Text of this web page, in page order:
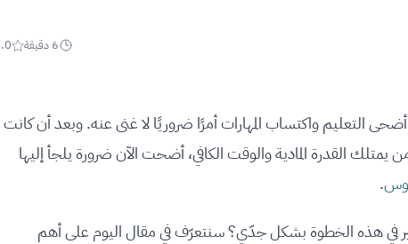
6 دقيقة
التعليم واكتساب المهارات أمرًا ضروريًا لا غنى عنه. وبعد أن كانت
القدرة المادية والوقت الكافي، أضحت الآن ضرورة يلجأ إليها
.
في هذه الخطوة بشكل جدّي؟ سنتعرّف في مقال اليوم على أهم